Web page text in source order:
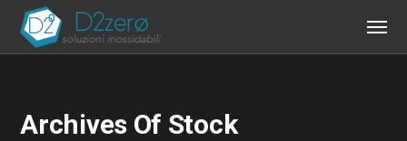
Archives Of Stock